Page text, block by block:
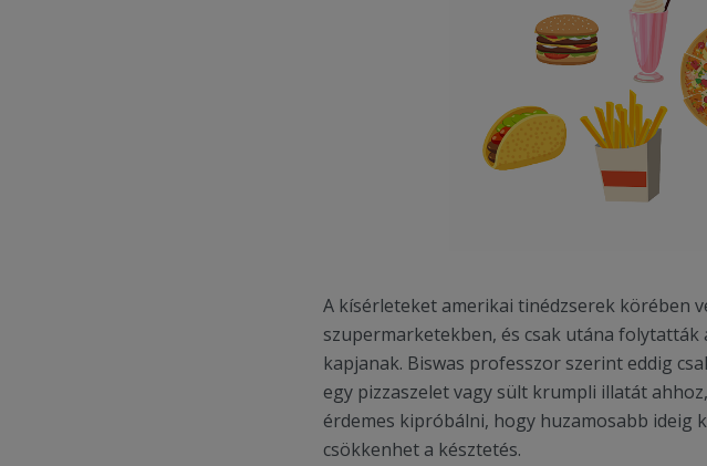
A kísérleteket amerikai tinédzserek körében
szupermarketekben, és csak utána
kapjanak. Biswas professzor szerint eddig
egy pizzaszelet vagy sült krumpli illatát
érdemes kipróbálni, hogy huzamosabb ideig
csökkenhet a késztetés.